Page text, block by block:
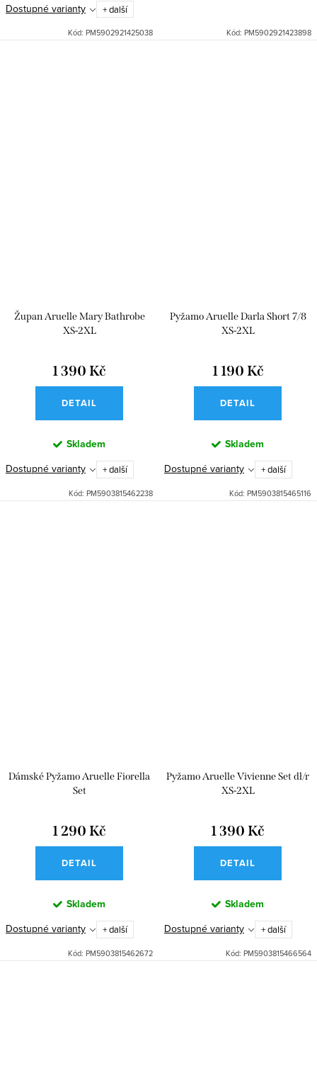
Dostupné varianty + další
Kód: PM5902921425038 Kód: PM5902921423898
Župan Aruelle Mary Bathrobe
XS-2XL
1 390 Kč
DETAIL
Skladem
Dostupné varianty + další
Kód: PM5903815462238
Pyžamo Aruelle Darla Short 7/8
XS-2XL
1 190 Kč
DETAIL
Skladem
Dostupné varianty + další
Kód: PM5903815465116
Dámské Pyžamo Aruelle Fiorella
Set
1 290 Kč
DETAIL
Skladem
Dostupné varianty + další
Kód: PM5903815462672
Pyžamo Aruelle Vivienne Set dł/r
XS-2XL
1 390 Kč
DETAIL
Skladem
Dostupné varianty + další
Kód: PM5903815466564